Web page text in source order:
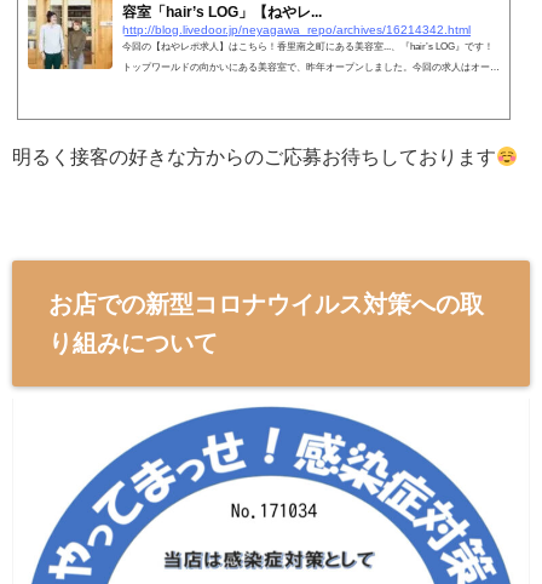
容室「hair’s LOG」【ねやレ...
http://blog.livedoor.jp/neyagawa_repo/archives/16214342.html
今回の【ねやレポ求人】はこちら！香里南之町にある美容室...、『hair’s LOG』です！
トップワールドの向かいにある美容室で、昨年オープンしました。今回の求人はオープ
明るく接客の好きな方からのご応募お待ちしております
お店での新型コロナウイルス対策への取
り組みについて